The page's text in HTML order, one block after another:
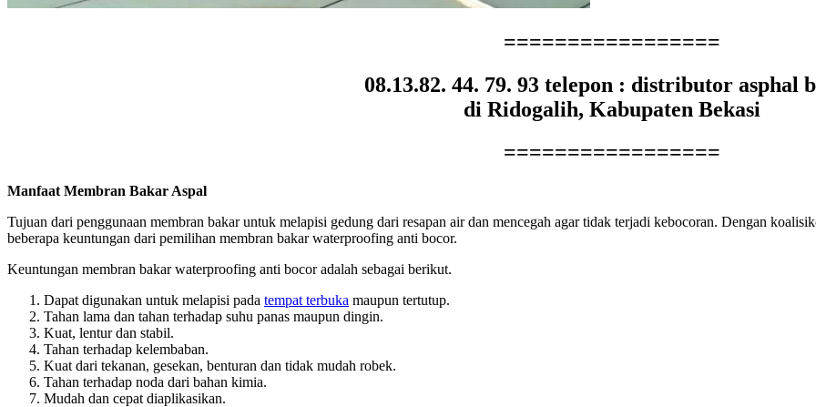
=================
08.13.82. 44. 79. 93 telepon : distributor asphal
di Ridogalih, Kabupaten Bekasi
=================
Manfaat Membran Bakar Aspal
Tujuan dari penggunaan membran bakar untuk melapisi gedung dari resapan air dan mencegah agar tidak terjadi kebocoran. Dengan
beberapa keuntungan dari pemilihan membran bakar waterproofing anti bocor.
Keuntungan membran bakar waterproofing anti bocor adalah sebagai berikut.
Dapat digunakan untuk melapisi pada tempat terbuka maupun tertutup.
Tahan lama dan tahan terhadap suhu panas maupun dingin.
Kuat, lentur dan stabil.
Tahan terhadap kelembaban.
Kuat dari tekanan, gesekan, benturan dan tidak mudah robek.
Tahan terhadap noda dari bahan kimia.
Mudah dan cepat diaplikasikan.